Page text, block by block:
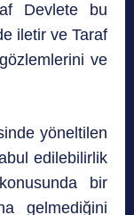
Devlete bu
iletir ve Taraf
ve
yöneltilen
edilebilirlik
bir
gelmediğini